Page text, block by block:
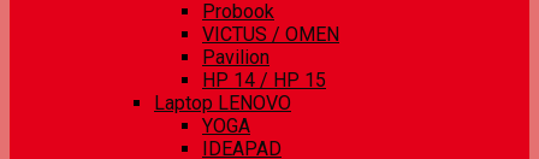
Probook
VICTUS / OMEN
Pavilion
HP 14 / HP 15
Laptop LENOVO
YOGA
IDEAPAD